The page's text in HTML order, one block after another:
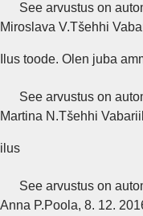
See arvustus on
Miroslava V.Tšehhi
Ilus toode. Olen juba
See arvustus on
Martina N.Tšehhi
ilus
See arvustus on
Anna P.Poola, 8. 12.